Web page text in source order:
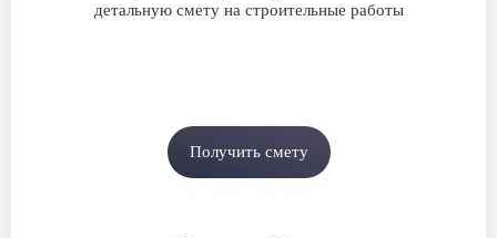
детальную смету на строительные работы
Получить смету